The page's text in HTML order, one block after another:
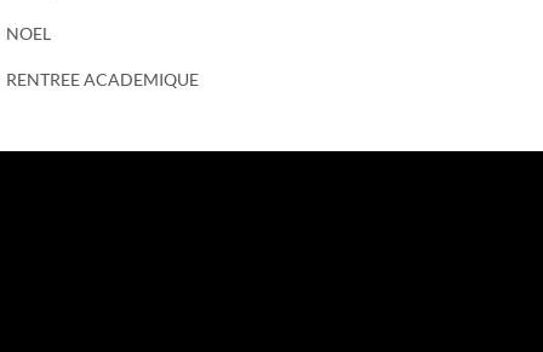
NOEL
RENTREE ACADEMIQUE